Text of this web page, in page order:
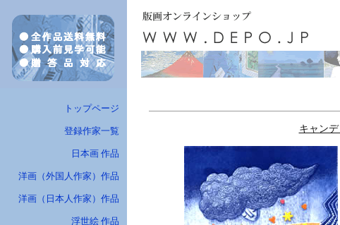
キャン
トップページ
登録作家一覧
日本画 作品
洋画（外国人作家）作品
洋画（日本人作家）作品
浮世絵 作品